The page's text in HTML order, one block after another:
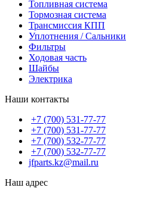
Топливная система
Тормозная система
Трансмиссия КПП
Уплотнения / Сальники
Фильтры
Ходовая часть
Шайбы
Электрика
Наши контакты
+7 (700) 531-77-77
+7 (700) 531-77-77
+7 (700) 532-77-77
+7 (700) 532-77-77
jfparts.kz@mail.ru
Наш адрес